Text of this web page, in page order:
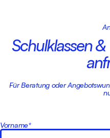
Schulklassen
Für Beratung oder
Vorname*